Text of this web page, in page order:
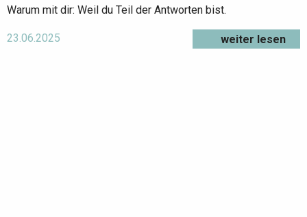
Warum mit dir: Weil du Teil der Antworten bist.
23.06.2025 weiter lesen